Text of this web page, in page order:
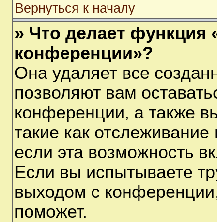
Вернуться к началу
» Что делает функция
конференции»?
Она удаляет все
позволяют вам
конференции, а также
такие как
если эта возможность
Если вы испытываете
выходом с
поможет.